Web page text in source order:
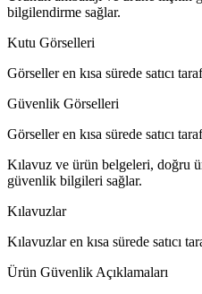
bilgilendirme sağlar.
Kutu Görselleri
Görseller en kısa sürede satıcı
Güvenlik Görselleri
Görseller en kısa sürede satıcı
Kılavuz ve ürün belgeleri, doğru
güvenlik bilgileri sağlar.
Kılavuzlar
Kılavuzlar en kısa sürede satıcı
Ürün Güvenlik Açıklamaları